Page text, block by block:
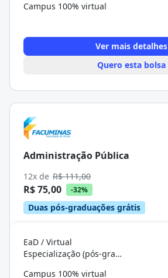
Campus 100% virtual
Ver mais detalhes
Quero esta bolsa
Administração Pública
12x de R$ 111,00
R$ 75,00 -32%
Duas pós-graduações grátis
EaD / Virtual
Especialização (pós-graduação)
Campus 100% virtual